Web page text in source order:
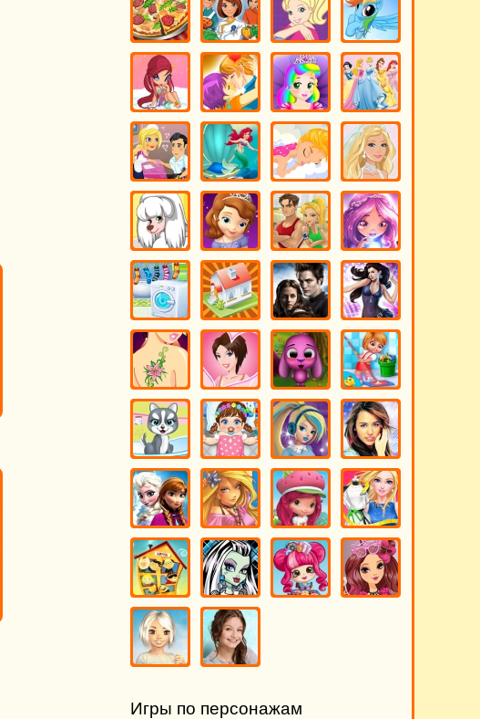
Игры по персонажам